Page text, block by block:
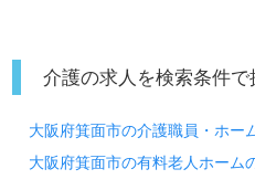
介護の求人を検索条件で
大阪府箕面市の介護職員・ホー
大阪府箕面市の有料老人ホーム